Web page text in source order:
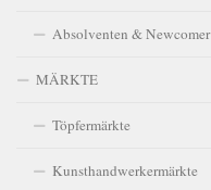
Absolventen & Newcomer
MÄRKTE
Töpfermärkte
Kunsthandwerkermärkte